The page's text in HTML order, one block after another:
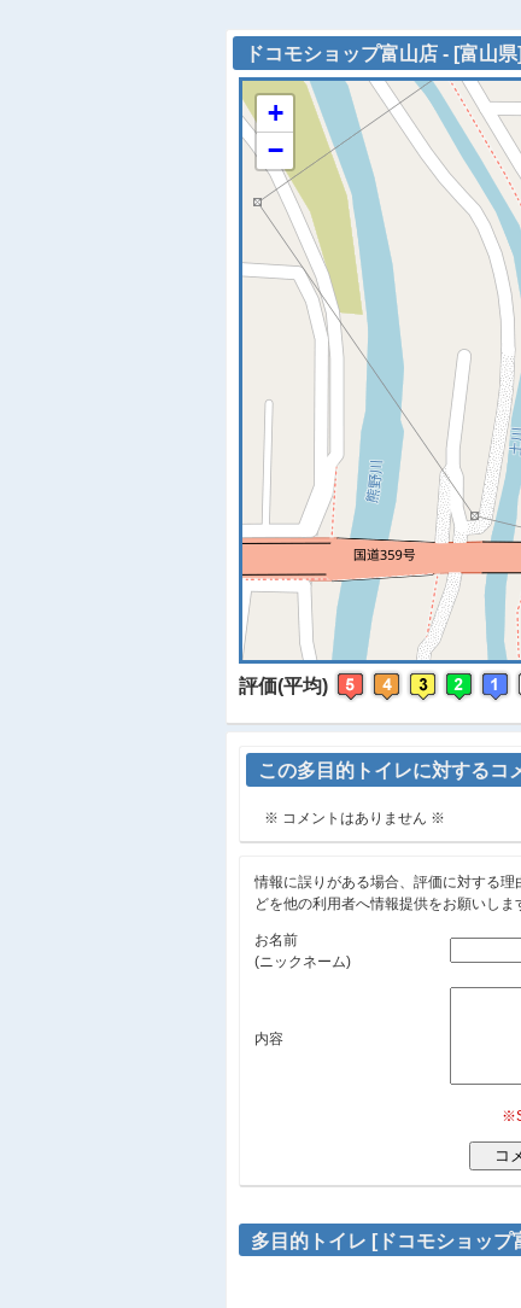
ドコモショップ富山店 - [富山
+
−
評価(平均)
この多目的トイレに対するコ
※ コメントはありません ※
情報に誤りがある場合、評価に対する
どを他の利用者へ情報提供をお願いしま
お名前
(ニックネーム)
内容
多目的トイレ [ドコモショッ